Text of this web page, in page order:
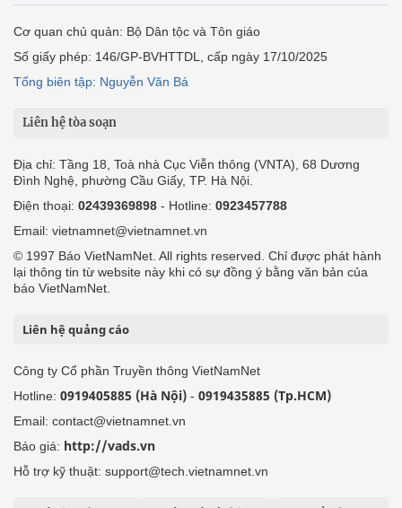
Cơ quan chủ quản: Bộ Dân tộc và Tôn giáo
Số giấy phép: 146/GP-BVHTTDL, cấp ngày 17/10/2025
Tổng biên tập: Nguyễn Văn Bá
Liên hệ tòa soạn
Địa chỉ: Tầng 18, Toà nhà Cục Viễn thông (VNTA), 68 Dương
Đình Nghệ, phường Cầu Giấy, TP. Hà Nội.
Điện thoại: 02439369898 - Hotline: 0923457788
Email: vietnamnet@vietnamnet.vn
© 1997 Báo VietNamNet. All rights reserved. Chỉ được phát hành
lại thông tin từ website này khi có sự đồng ý bằng văn bản của
báo VietNamNet.
Liên hệ quảng cáo
Công ty Cổ phần Truyền thông VietNamNet
Hotline: 0919405885 (Hà Nội) - 0919435885 (Tp.HCM)
Email: contact@vietnamnet.vn
Báo giá: http://vads.vn
Hỗ trợ kỹ thuật: support@tech.vietnamnet.vn